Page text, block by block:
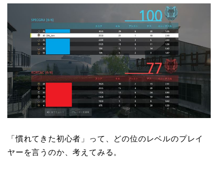
「慣れてきた初心者」って、どの位のレベルのプレイ
ヤーを言うのか、考えてみる。